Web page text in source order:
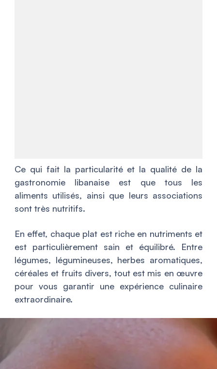
Ce qui fait la particularité et la qualité de la
gastronomie libanaise est que tous les
aliments utilisés, ainsi que leurs associations
sont très nutritifs.
En effet, chaque plat est riche en nutriments et
est particulièrement sain et équilibré. Entre
légumes, légumineuses, herbes aromatiques,
céréales et fruits divers, tout est mis en œuvre
pour vous garantir une expérience culinaire
extraordinaire.